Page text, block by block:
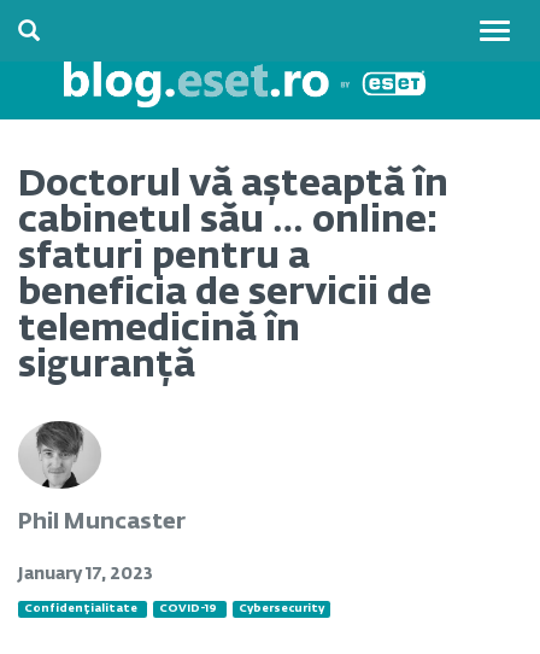
Doctorul vă așteaptă în
cabinetul său … online:
sfaturi pentru a
beneficia de servicii de
telemedicină în
siguranță
Phil Muncaster
January 17, 2023
Confidențialitate COVID-19 Cybersecurity